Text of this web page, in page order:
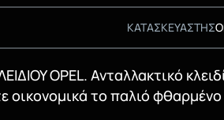
ΚΑΤΑΣΚΕΥΑΣΤΗΣ
OPEL. Ανταλλακτικό
οικονομικά το παλιό φθαρμένο